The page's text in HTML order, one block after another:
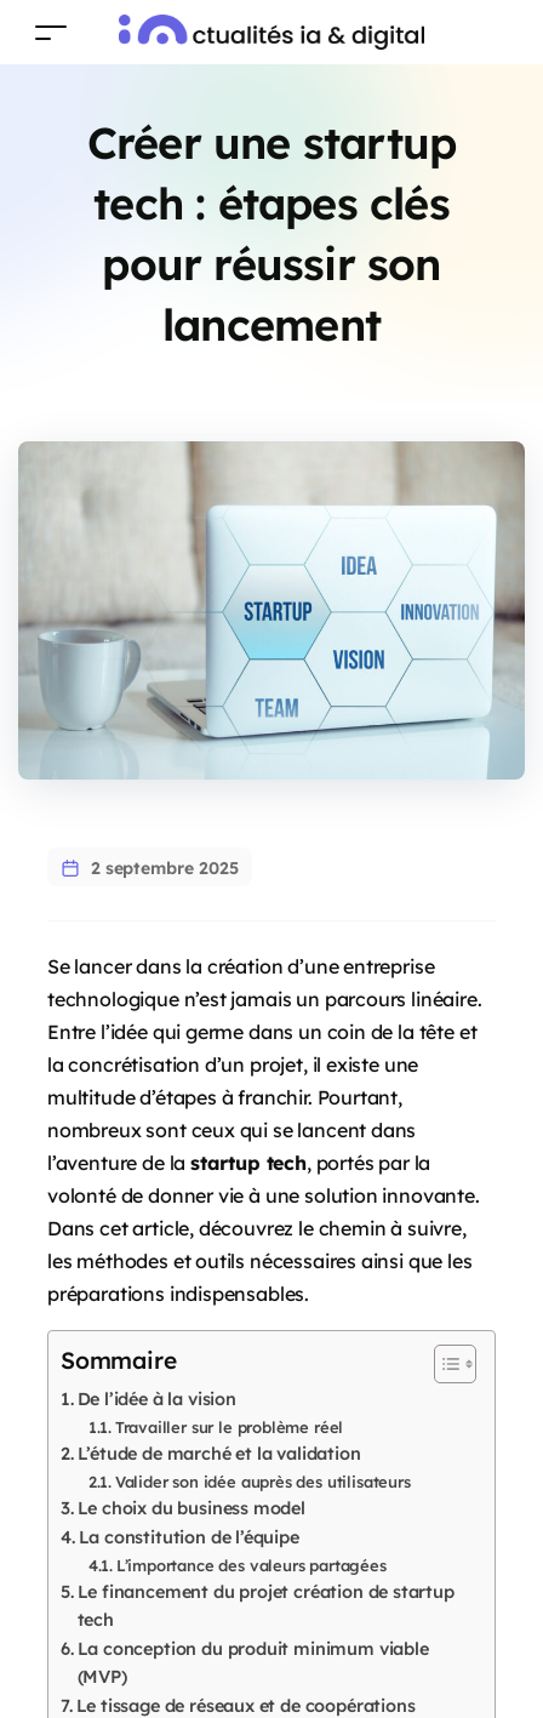
Créer une startup
tech : étapes clés
pour réussir son
lancement
2 septembre 2025
Se lancer dans la création d’une entreprise
technologique n’est jamais un parcours linéaire.
Entre l’idée qui germe dans un coin de la tête et
la concrétisation d’un projet, il existe une
multitude d’étapes à franchir. Pourtant,
nombreux sont ceux qui se lancent dans
l’aventure de lastartup tech, portés par la
volonté de donner vie à une solution innovante.
Dans cet article, découvrez le chemin à suivre,
les méthodes et outils nécessaires ainsi que les
préparations indispensables.
Sommaire
De l’idée à la vision
Travailler sur le problème réel
L’étude de marché et la validation
Valider son idée auprès des utilisateurs
Le choix du business model
La constitution de l’équipe
L’importance des valeurs partagées
Le financement du projet création de startup
tech
La conception du produit minimum viable
(MVP)
Le tissage de réseaux et de coopérations